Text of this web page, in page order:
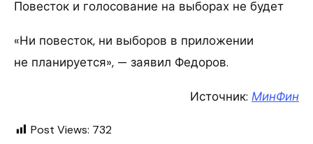
Повесток и голосование на выборах не будет
«Ни повесток, ни выборов в приложении
не планируется», — заявил Федоров.
Источник: МинФин
Post Views: 732